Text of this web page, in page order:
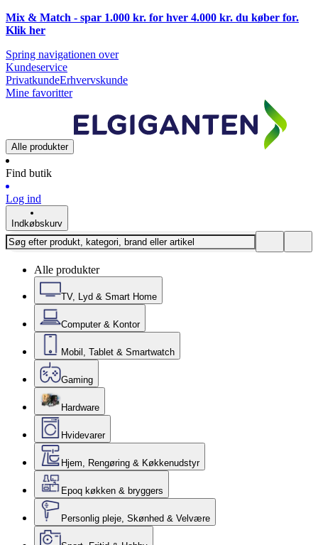
Mix & Match - spar 1.000 kr. for hver 4.000 kr. du køber for.
Klik her
Spring navigationen over
Kundeservice
PrivatkundeErhvervskunde
Mine favoritter
Alle produkter
Find butik
Log ind
Indkøbskurv
Alle produkter
TV, Lyd & Smart Home
Computer & Kontor
Mobil, Tablet & Smartwatch
Gaming
Hardware
Hvidevarer
Hjem, Rengøring & Køkkenudstyr
Epoq køkken & bryggers
Personlig pleje, Skønhed & Velvære